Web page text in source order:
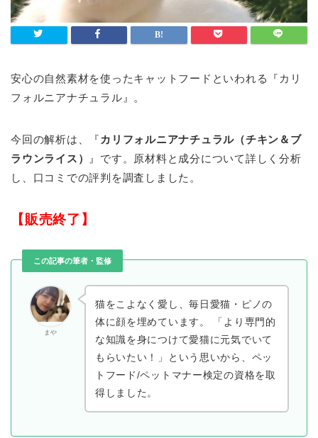
安心の自然素材を使ったキャットフードといわれる『カリ
フォルニアナチュラル』。
今回の解析は、『 カリフォルニアナチュラル（チキン＆ブ
ラウンライス）
』です。原材料と成分について詳しく分析
し、口コミでの評判を調査しました。
【販売終了】
この記事の筆者・監修
まや
猫をこよなく愛し、毎日愛猫・ピノの
体に顔を埋めています。 「より専門的
な知識を身につけて愛猫に元気でいて
もらいたい！」という思いから、ペッ
トフード/ペットマナー検定の資格を取
得しました。